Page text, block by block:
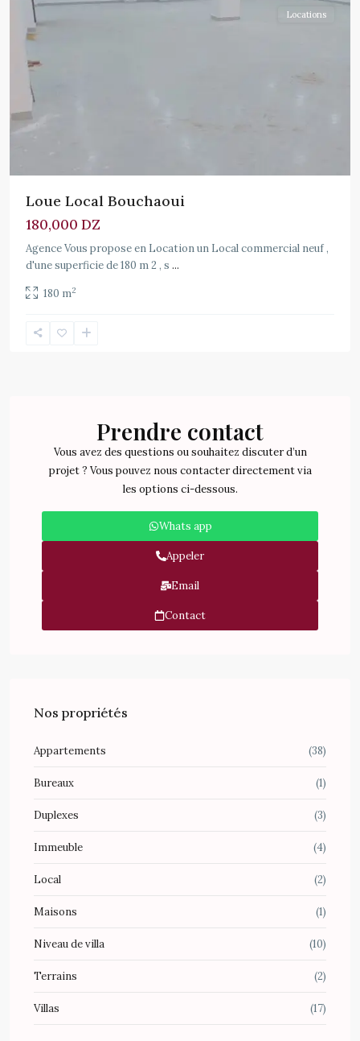
Locations
Loue Local Bouchaoui
180,000 DZ
Agence Vous propose en Location un Local commercial neuf ,
d'une superficie de 180 m 2 , s ...
180 m2
Prendre contact
Vous avez des questions ou souhaitez discuter d’un
projet ? Vous pouvez nous contacter directement via
les options ci-dessous.
Whats app
Appeler
Email
Contact
Nos propriétés
Appartements (38)
Bureaux (1)
Duplexes (3)
Immeuble (4)
Local (2)
Maisons (1)
Niveau de villa (10)
Terrains (2)
Villas (17)